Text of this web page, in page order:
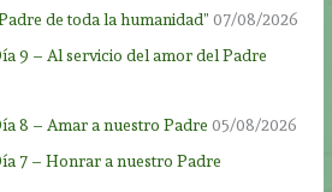
de toda la humanidad” 07/08/2026
9 – Al servicio del amor del Padre
8 – Amar a nuestro Padre 05/08/2026
7 – Honrar a nuestro Padre